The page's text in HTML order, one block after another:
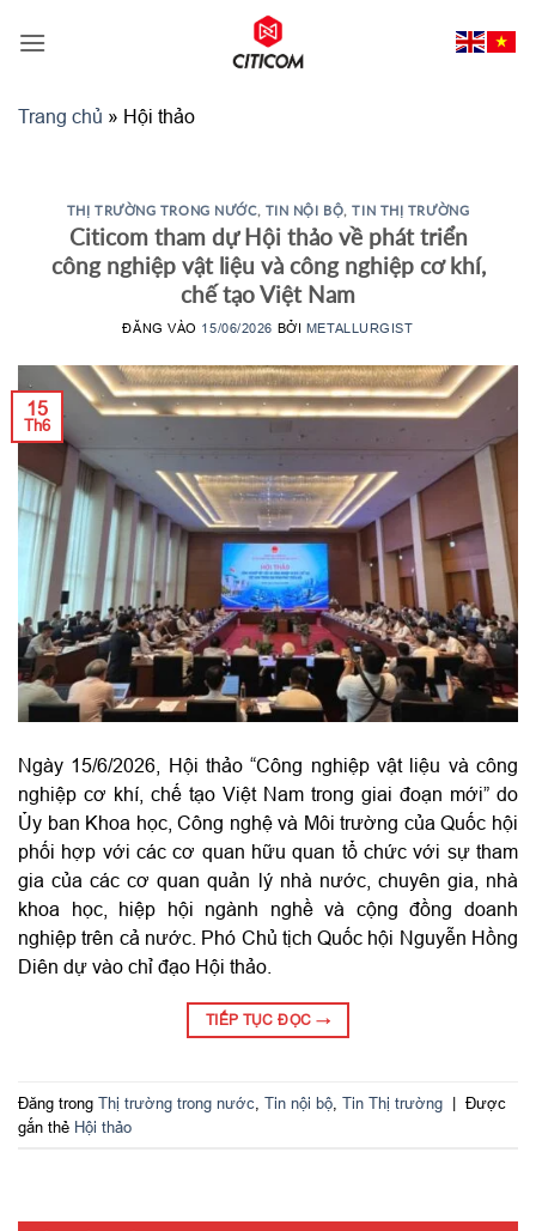
qua
Trang chủ » Hội thảo
THỊ TRƯỜNG TRONG NƯỚC, TIN NỘI BỘ,TIN THỊ TRƯỜNG
Citicom tham dự Hội thảo về phát triển
công nghiệp vật liệu và công nghiệp cơ khí,
chế tạo Việt Nam
ĐĂNG VÀO 15/06/2026 BỞI METALLURGIST
15
Th6
Ngày 15/6/2026, Hội thảo “Công nghiệp vật liệu và công
nghiệp cơ khí, chế tạo Việt Nam trong giai đoạn mới” do
Ủy ban Khoa học, Công nghệ và Môi trường của Quốc hội
phối hợp với các cơ quan hữu quan tổ chức với sự tham
gia của các cơ quan quản lý nhà nước, chuyên gia, nhà
khoa học, hiệp hội ngành nghề và cộng đồng doanh
nghiệp trên cả nước. Phó Chủ tịch Quốc hội Nguyễn Hồng
Diên dự vào chỉ đạo Hội thảo.
TIẾP TỤC ĐỌC →
Đăng trong Thị trường trong nước Tin nội bộ Tin Thị trường | Được
gắn thẻ Hội thảo